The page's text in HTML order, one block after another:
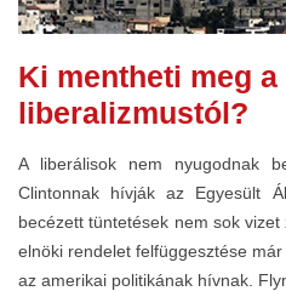
Ki mentheti meg
liberalizmustól?
A liberálisok nem nyugodnak
Clintonnak hívják az Egyesült
becézett tüntetések nem sok
elnöki rendelet felfüggesztése
az amerikai politikának hívnak.